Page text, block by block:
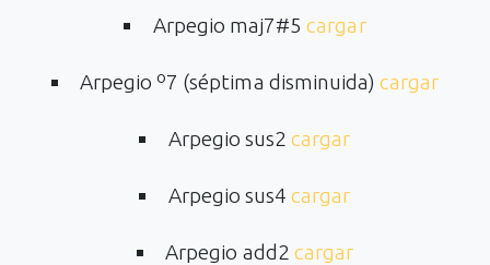
Arpegio maj7#5cargar
Arpegio º7 (séptima disminuida)cargar
Arpegio sus2cargar
Arpegio sus4cargar
Arpegio add2 cargar